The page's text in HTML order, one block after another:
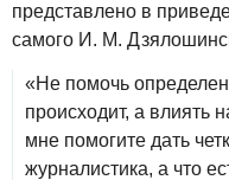
представлено в
самого И. М.
«Не помочь
происходит, а влиять
мне помогите дать
журналистика, а что